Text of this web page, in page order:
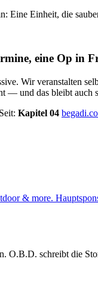
Eine Einheit, die
eine Op in
Wir veranstalten
— und das bleibt auch
Seit: Kapitel 04
O.B.D. schreibt die